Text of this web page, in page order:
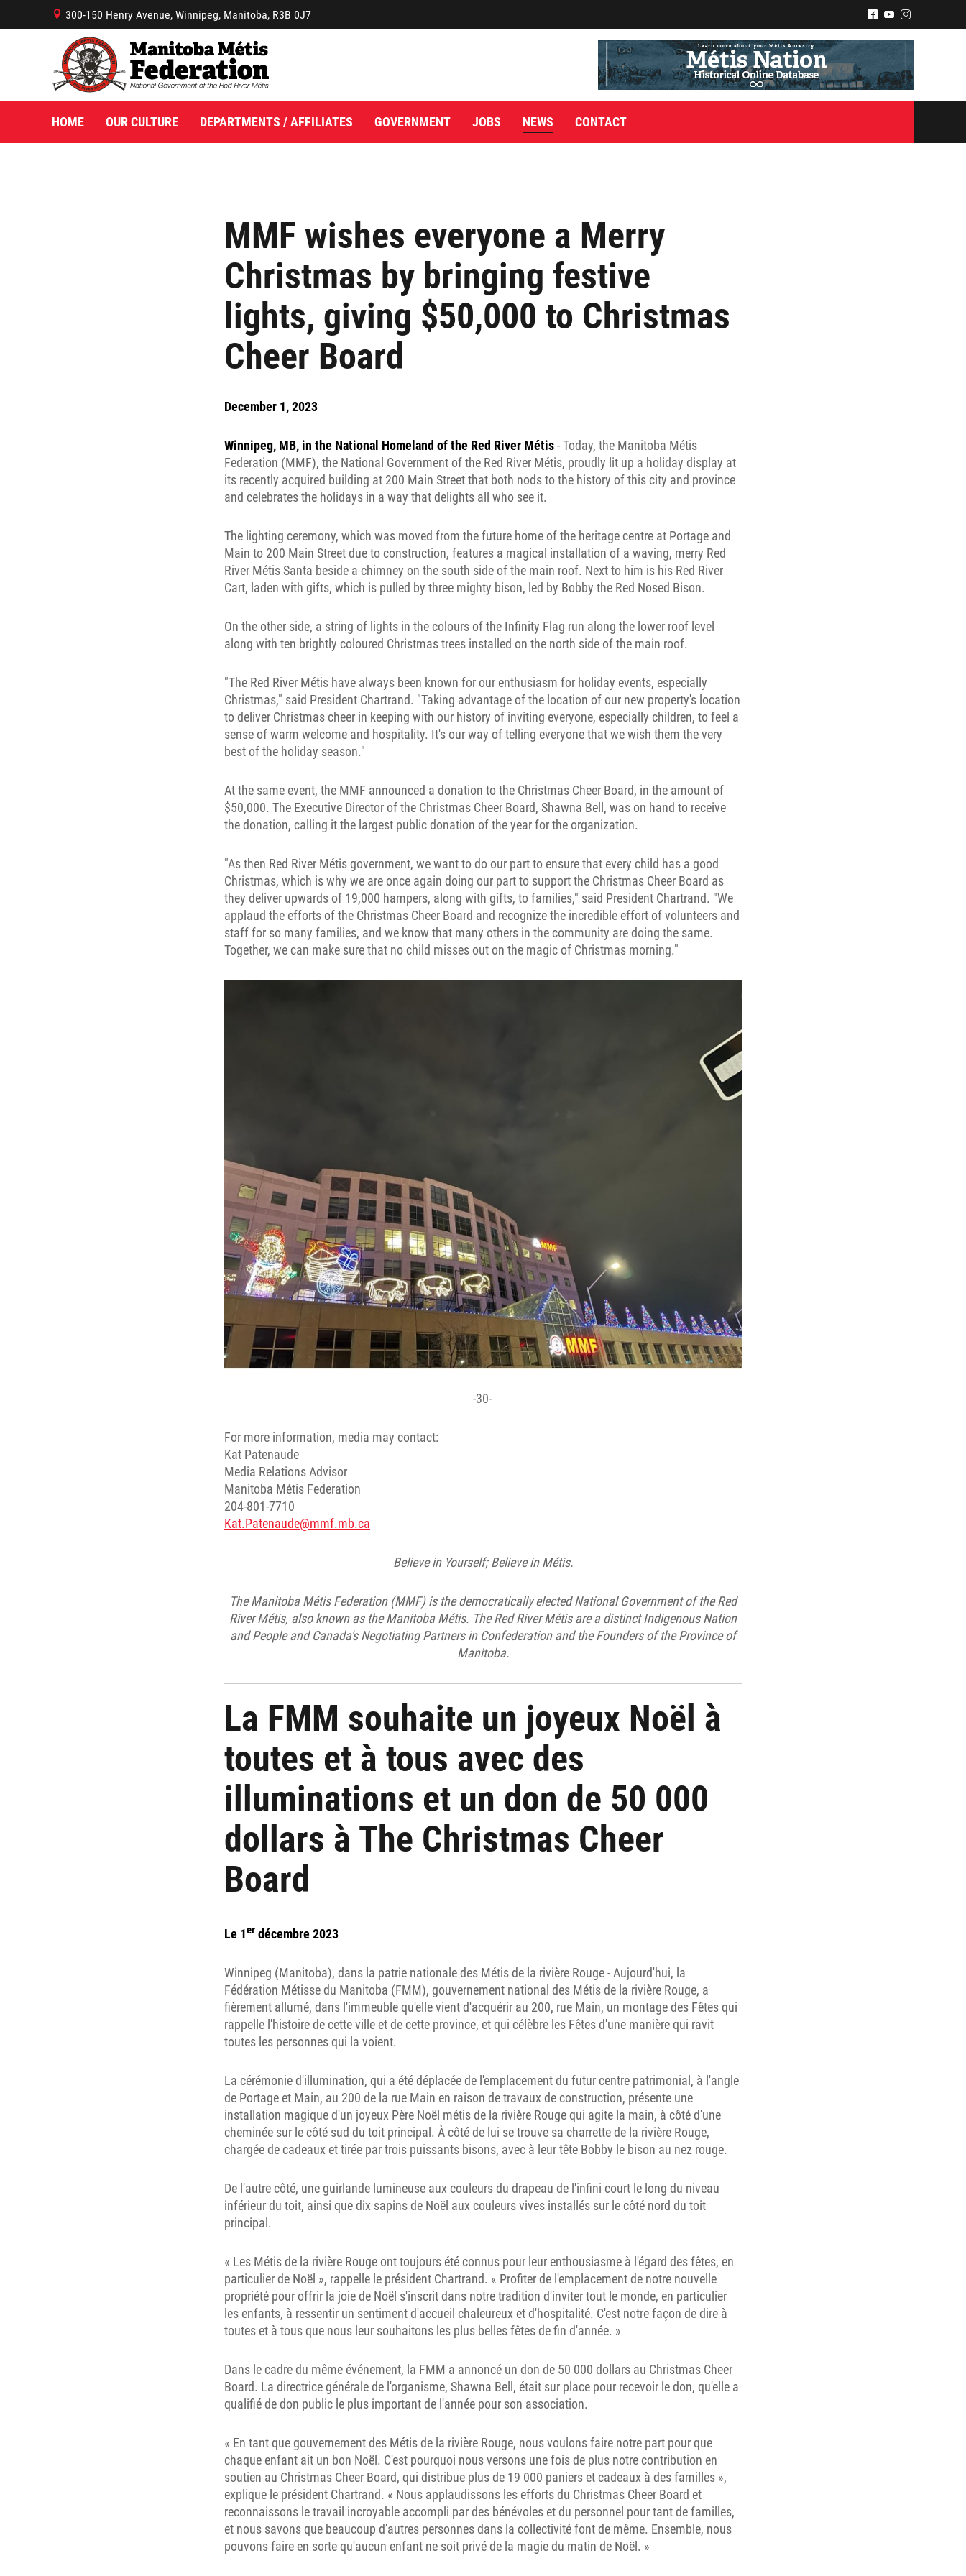
MMF wishes everyone a Merry
Christmas by bringing festive
lights, giving $50,000 to Christmas
Cheer Board
December 1, 2023
Winnipeg, MB, in the National Homeland of the Red River Métis- Today, the Manitoba Métis
Federation (MMF), the National Government of the Red River Métis, proudly lit up a holiday display at
its recently acquired building at 200 Main Street that both nods to the history of this city and province
and celebrates the holidays in a way that delights all who see it.
The lighting ceremony, which was moved from the future home of the heritage centre at Portage and
Main to 200 Main Street due to construction, features a magical installation of a waving, merry Red
River Métis Santa beside a chimney on the south side of the main roof. Next to him is his Red River
Cart, laden with gifts, which is pulled by three mighty bison, led by Bobby the Red Nosed Bison.
On the other side, a string of lights in the colours of the Infinity Flag run along the lower roof level
along with ten brightly coloured Christmas trees installed on the north side of the main roof.
"The Red River Métis have always been known for our enthusiasm for holiday events, especially
Christmas," said President Chartrand. "Taking advantage of the location of our new property's location
to deliver Christmas cheer in keeping with our history of inviting everyone, especially children, to feel a
sense of warm welcome and hospitality. It's our way of telling everyone that we wish them the very
best of the holiday season."
At the same event, the MMF announced a donation to the Christmas Cheer Board, in the amount of
$50,000. The Executive Director of the Christmas Cheer Board, Shawna Bell, was on hand to receive
the donation, calling it the largest public donation of the year for the organization.
"As then Red River Métis government, we want to do our part to ensure that every child has a good
Christmas, which is why we are once again doing our part to support the Christmas Cheer Board as
they deliver upwards of 19,000 hampers, along with gifts, to families," said President Chartrand. "We
applaud the efforts of the Christmas Cheer Board and recognize the incredible effort of volunteers and
staff for so many families, and we know that many others in the community are doing the same.
Together, we can make sure that no child misses out on the magic of Christmas morning."
-30-
For more information, media may contact:
Kat Patenaude
Media Relations Advisor
Manitoba Métis Federation
204-801-7710
Kat.Patenaude@mmf.mb.ca
Believe in Yourself; Believe in Métis.
The Manitoba Métis Federation (MMF) is the democratically elected National Government of the Red
River Métis, also known as the Manitoba Métis. The Red River Métis are a distinct Indigenous Nation
and People and Canada's Negotiating Partners in Confederation and the Founders of the Province of
Manitoba.
La FMM souhaite un joyeux Noël à
toutes et à tous avec des
illuminations et un don de 50 000
dollars à The Christmas Cheer
Board
Le 1er décembre 2023
Winnipeg (Manitoba), dans la patrie nationale des Métis de la rivière Rouge- Aujourd'hui, la
Fédération Métisse du Manitoba (FMM), gouvernement national des Métis de la rivière Rouge, a
fièrement allumé, dans l'immeuble qu'elle vient d'acquérir au 200, rue Main, un montage des Fêtes qui
rappelle l'histoire de cette ville et de cette province, et qui célèbre les Fêtes d'une manière qui ravit
toutes les personnes qui la voient.
La cérémonie d'illumination, qui a été déplacée de l'emplacement du futur centre patrimonial, à l'angle
de Portage et Main, au 200 de la rue Main en raison de travaux de construction, présente une
installation magique d'un joyeux Père Noël métis de la rivière Rouge qui agite la main, à côté d'une
cheminée sur le côté sud du toit principal. À côté de lui se trouve sa charrette de la rivière Rouge,
chargée de cadeaux et tirée par trois puissants bisons, avec à leur tête Bobby le bison au nez rouge.
De l'autre côté, une guirlande lumineuse aux couleurs du drapeau de l'infini court le long du niveau
inférieur du toit, ainsi que dix sapins de Noël aux couleurs vives installés sur le côté nord du toit
principal.
« Les Métis de la rivière Rouge ont toujours été connus pour leur enthousiasme à l'égard des fêtes, en
particulier de Noël », rappelle le président Chartrand. « Profiter de l'emplacement de notre nouvelle
propriété pour offrir la joie de Noël s'inscrit dans notre tradition d'inviter tout le monde, en particulier
les enfants, à ressentir un sentiment d'accueil chaleureux et d'hospitalité. C'est notre façon de dire à
toutes et à tous que nous leur souhaitons les plus belles fêtes de fin d'année. »
Dans le cadre du même événement, la FMM a annoncé un don de 50 000 dollars au Christmas Cheer
Board. La directrice générale de l'organisme, Shawna Bell, était sur place pour recevoir le don, qu'elle a
qualifié de don public le plus important de l'année pour son association.
« En tant que gouvernement des Métis de la rivière Rouge, nous voulons faire notre part pour que
chaque enfant ait un bon Noël. C'est pourquoi nous versons une fois de plus notre contribution en
soutien au Christmas Cheer Board, qui distribue plus de 19 000 paniers et cadeaux à des familles »,
explique le président Chartrand. « Nous applaudissons les efforts du Christmas Cheer Board et
reconnaissons le travail incroyable accompli par des bénévoles et du personnel pour tant de familles,
et nous savons que beaucoup d'autres personnes dans la collectivité font de même. Ensemble, nous
pouvons faire en sorte qu'aucun enfant ne soit privé de la magie du matin de Noël. »
B 300-150 Henry Avenue, Winnipeg, Manitoba, R3B 0J7 ^ ( &
HOME OUR CULTURE DEPARTMENTS / AFFILIATES GOVERNMENT JOBS NEWS CONTACT